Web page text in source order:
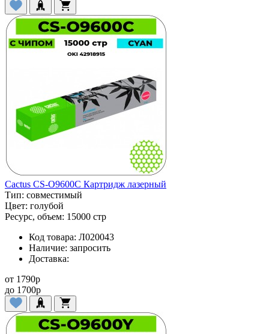
Cactus CS-O9600C Картридж лазерный
Тип: совместимый
Цвет: голубой
Ресурс, объем: 15000 стр
Код товара: Л020043
Наличие: запросить
Доставка:
от 1790p
до 1700p